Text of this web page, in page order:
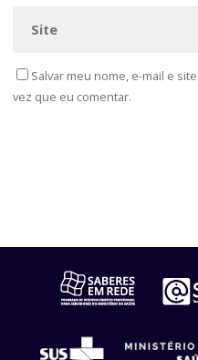
Salvar meu nome, e-mail e
vez que eu comentar.